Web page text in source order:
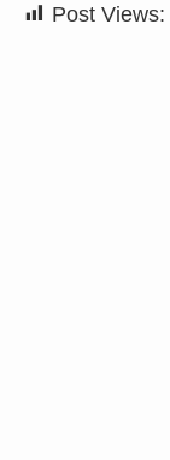
Post Views: